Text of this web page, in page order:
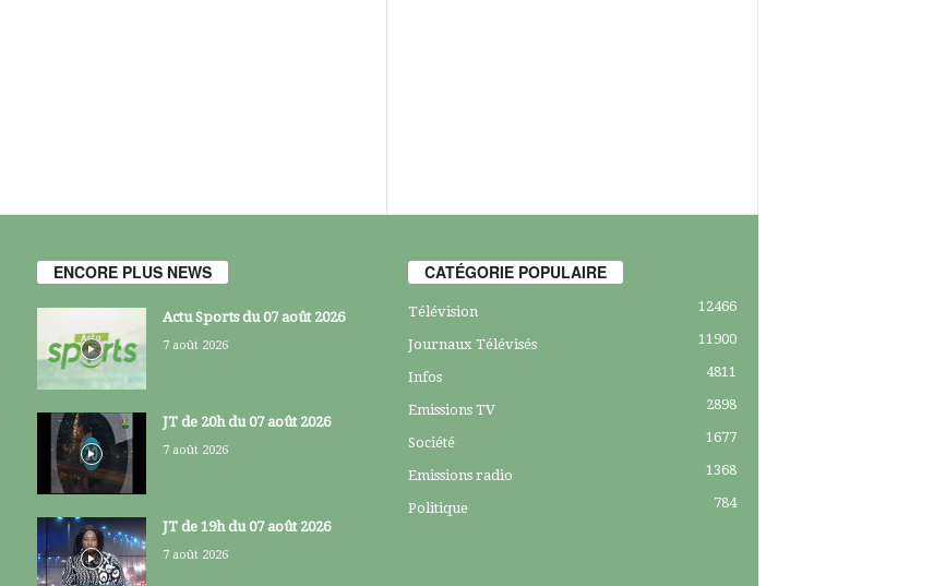
ENCORE PLUS NEWS
Actu Sports du 07 août 2026
7 août 2026
JT de 20h du 07 août 2026
7 août 2026
JT de 19h du 07 août 2026
7 août 2026
CATÉGORIE POPULAIRE
Télévision 12466
Journaux Télévisés 11900
Infos 4811
Emissions TV 2898
Société 1677
Emissions radio 1368
Politique 784